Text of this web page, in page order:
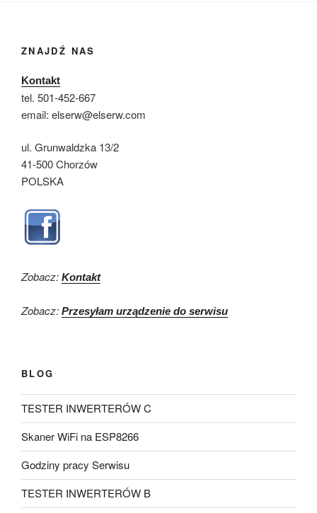
ZNAJDŹ NAS
Kontakt
tel. 501-452-667
email: elserw@elserw.com
ul. Grunwaldzka 13/2
41-500 Chorzów
POLSKA
Zobacz: Kontakt
Zobacz: Przesyłam urządzenie do serwisu
BLOG
TESTER INWERTERÓW C
Skaner WiFi na ESP8266
Godziny pracy Serwisu
TESTER INWERTERÓW B